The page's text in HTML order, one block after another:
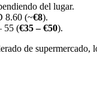
del lugar.
8.60 (~€8).
55 (€35 – €50).
de supermercado,